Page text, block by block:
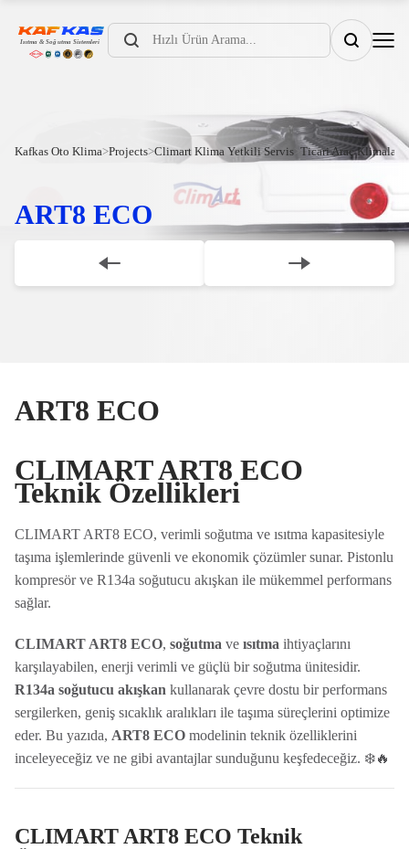
Products
search
Kafkas Oto Klima>Projects>Climart Klima Yetkili Servis> Ticari Araç Klimaları >
ART8 ECO
ART8 ECO
CLIMART ART8 ECO
Teknik Özellikleri
CLIMART ART8 ECO, verimli soğutma ve ısıtma kapasitesiyle
taşıma işlemlerinde güvenli ve ekonomik çözümler sunar. Pistonlu
kompresör ve R134a soğutucu akışkan ile mükemmel performans
sağlar.
CLIMART ART8 ECO, soğutma ve ısıtma ihtiyaçlarını
karşılayabilen, enerji verimli ve güçlü bir soğutma ünitesidir.
R134a soğutucu akışkan kullanarak çevre dostu bir performans
sergilerken, geniş sıcaklık aralıkları ile taşıma süreçlerini optimize
eder. Bu yazıda, ART8 ECOmodelinin teknik özelliklerini
inceleyeceğiz ve ne gibi avantajlar sunduğunu keşfedeceğiz. ❄️🔥
CLIMART ART8 ECO Teknik